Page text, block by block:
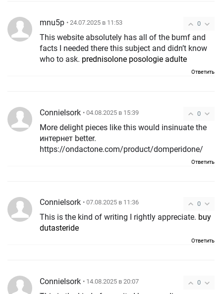
0
mnu5p • 24.07.2025 в 11:53
This website absolutely has all of the bumf and
facts I needed there this subject and didn’t know
who to ask. prednisolone posologie adulte
Ответить
0
ConnieIsork • 04.08.2025 в 15:39
More delight pieces like this would insinuate the
интернет better.
https://ondactone.com/product/domperidone/
Ответить
0
ConnieIsork • 07.08.2025 в 11:36
This is the kind of writing I rightly appreciate. buy
dutasteride
Ответить
0
ConnieIsork • 14.08.2025 в 20:07